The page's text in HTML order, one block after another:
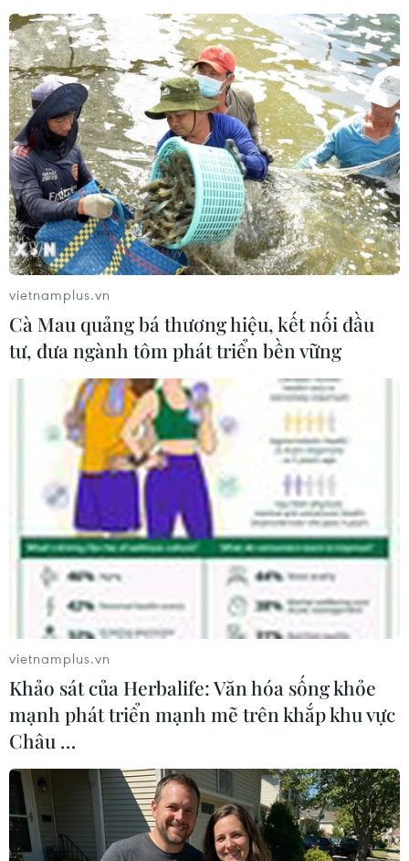
Vietnam Airlines cho phép thanh toán vé máy bay
bằng dặm và tiền
27/08/2019 12:18
Chỉ với tối thiếu 2.000 dặm/khách/chặng bay, hội viên Bông sen vàng có thể
sử dụng dặm để thanh toán một phần hoặc toàn bộ giá trị vé máy bay trên
các chuyến bay do Vietnam Airlines khai thác.
Máy bay Vietnam Airlines có wifi từ ngày 10/10, giá
khoảng 8-10 USD
27/08/2019 12:24
Tại Việt Nam, Vietnam Airlines là hãng hàng không đầu tiên cung cấp dịch
vụ wifi và dịch vụ này sẽ được áp dụng trên tàu bay thân rộng Airbus A350.
vietnamplus.vn
Cà Mau quảng bá thương hiệu, kết nối đầu
tư, đưa ngành tôm phát triển bền vững
vietnamplus.vn
Khảo sát của Herbalife: Văn hóa sống khỏe
mạnh phát triển mạnh mẽ trên khắp khu vực
Châu …